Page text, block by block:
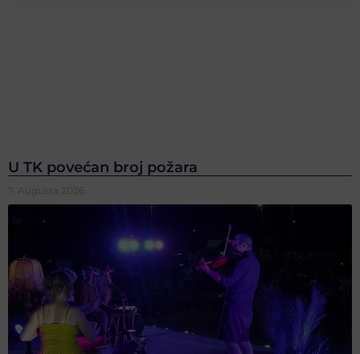
U TK povećan broj požara
7. Augusta 2026.